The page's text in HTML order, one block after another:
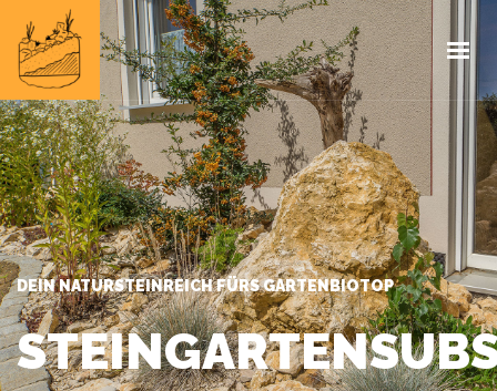
HOME
INFOS
PROJEKTE
IMPRESSUM
DEIN NATURSTEINREICH FÜRS GARTENBIOTOP